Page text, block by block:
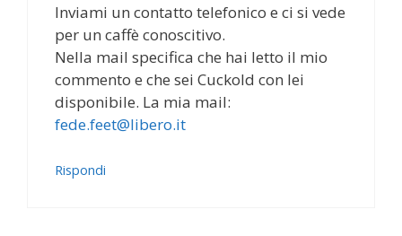
Inviami un contatto telefonico e ci si vede
per un caffè conoscitivo.
Nella mail specifica che hai letto il mio
commento e che sei Cuckold con lei
disponibile. La mia mail:
fede.feet@libero.it
Rispondi